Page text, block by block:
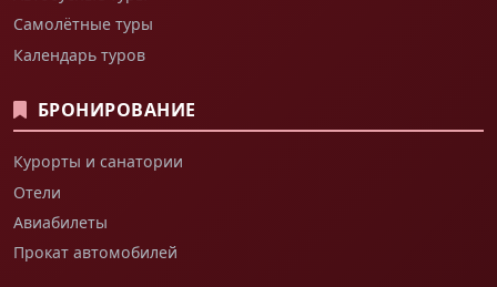
Самолётные туры
Календарь туров
БРОНИРОВАНИЕ
Курорты и санатории
Отели
Авиабилеты
Прокат автомобилей